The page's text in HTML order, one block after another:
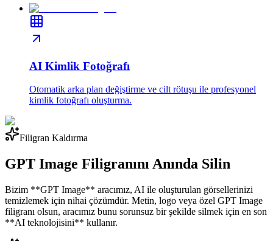
AI Kimlik Fotoğrafı
Otomatik arka plan değiştirme ve cilt rötuşu ile profesyonel
kimlik fotoğrafı oluşturma.
Filigran Kaldırma
GPT Image Filigranını Anında Silin
Bizim **GPT Image** aracımız, AI ile oluşturulan görsellerinizi
temizlemek için nihai çözümdür. Metin, logo veya özel GPT Image
filigranı olsun, aracımız bunu sorunsuz bir şekilde silmek için en son
**AI teknolojisini** kullanır.